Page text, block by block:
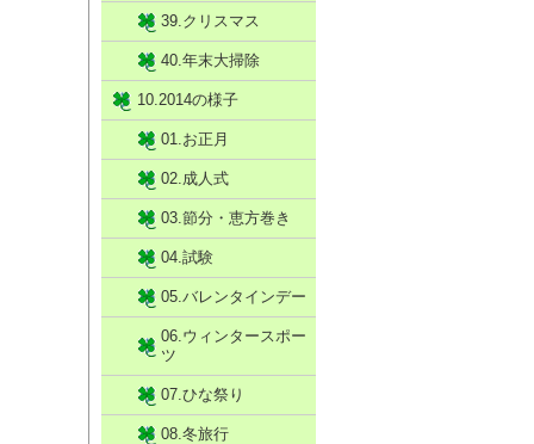
39.クリスマス
40.年末大掃除
10.2014の様子
01.お正月
02.成人式
03.節分・恵方巻き
04.試験
05.バレンタインデー
06.ウィンタースポー
ツ
07.ひな祭り
08.冬旅行